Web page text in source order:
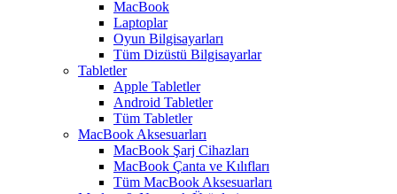
MacBook
Laptoplar
Oyun Bilgisayarları
Tüm Dizüstü Bilgisayarlar
Tabletler
Apple Tabletler
Android Tabletler
Tüm Tabletler
MacBook Aksesuarları
MacBook Şarj Cihazları
MacBook Çanta ve Kılıfları
Tüm MacBook Aksesuarları